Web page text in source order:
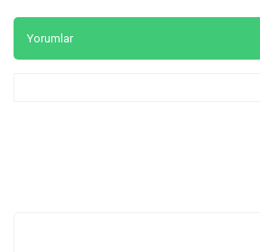
Yorumlar